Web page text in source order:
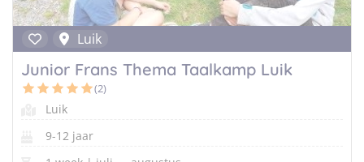
Luik
Junior Frans Thema Taalkamp Luik
(2)
Luik
9-12 jaar